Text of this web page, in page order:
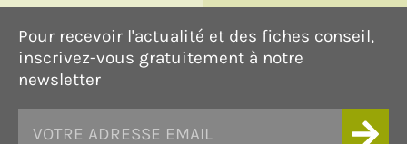
Pour recevoir l'actualité et des fiches conseil,
inscrivez-vous gratuitement à notre
newsletter